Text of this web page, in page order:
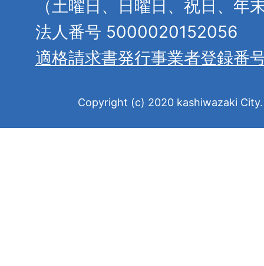
（土曜日、日曜日、祝日、年
法人番号 5000020152056
適格請求書発行事業者登録番
Copyright (c) 2020 kashiwazaki